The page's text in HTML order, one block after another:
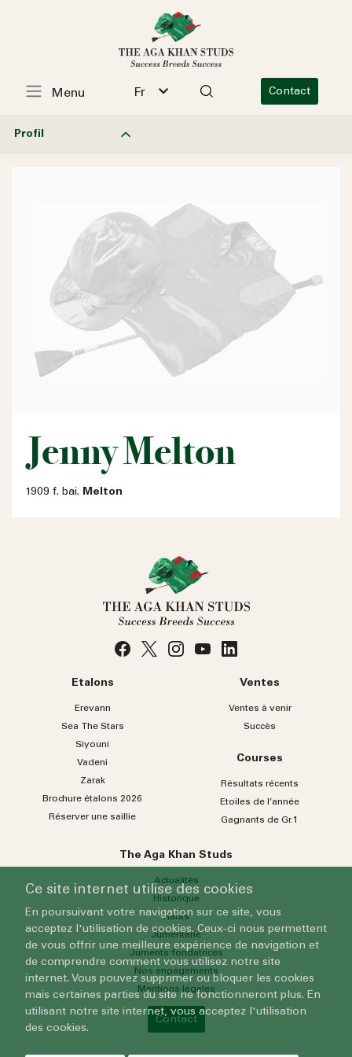
Fr Contact
Menu
Profil
Jenny Melton
1909 f. bai. Melton
Etalons
Erevann
Sea TheStars
Siyouni
Vadeni
Zarak
Brochure étalons 2026
Réserver une saillie
Ventes
Ventes à venir
Succès
Courses
Résultats récents
Etoiles de l’année
Gagnants de Gr.1
The Aga Khan Studs
Actualités
Historique
Haras
Jumenterie
Juments fondatrices
Nos engagements
Mentions légales
Contact
Ce site internet utilise des cookies
En poursuivant votre navigation sur ce site, vous
acceptez l'utilisation de cookies. Ceux-ci nous permettent
de vous offrir une meilleure expérience de navigation et
de comprendre comment vous utilisez notre site
internet. Vous pouvez supprimer ou bloquer les cookies
mais certaines parties du site ne fonctionneront plus. En
utilisant notre site internet, vous acceptez l'utilisation
des cookies.